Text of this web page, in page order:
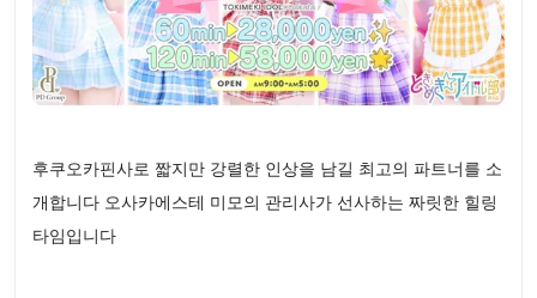
후쿠오카핀사로 짧지만 강렬한 인상을 남길 최고의 파트너를 소
개합니다 오사카에스테 미모의 관리사가 선사하는 짜릿한 힐링
타임입니다